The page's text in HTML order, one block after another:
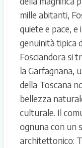
mille abitanti,
quiete e pace, e
genuinità tipica
Fosciandora si
la Garfagnana,
della Toscana
bellezza
culturale. Il
ognuna con un
architettonico: